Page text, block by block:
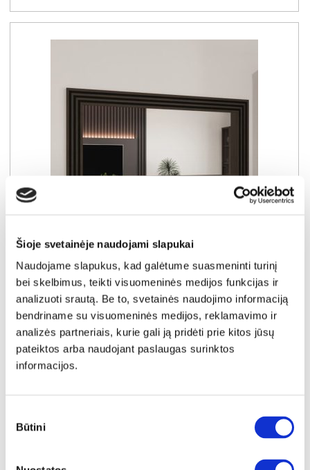
Šioje svetainėje naudojami slapukai
Naudojame slapukus, kad galėtume suasmeninti turinį
bei skelbimus, teikti visuomeninės medijos funkcijas ir
analizuoti srautą. Be to, svetainės naudojimo informaciją
bendriname su visuomeninės medijos, reklamavimo ir
analizės partneriais, kurie gali ją pridėti prie kitos jūsų
pateiktos arba naudojant paslaugas surinktos
informacijos.
pasirinkimas
Būtini
EUFEMIUS EUFD01-D131 veidrodis
Išmatavimai: 60cmP: 120cm
Kaina:
49€